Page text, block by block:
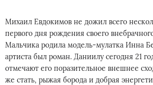
Михаил Евдокимов не дожил всего
первого дня рождения своего
Мальчика родила модель-мулатка Инна
артиста был роман. Даниилу сегодня 21
отмечают его поразительное внешнее
же стать, рыжая борода и добрая